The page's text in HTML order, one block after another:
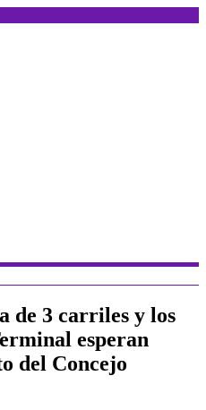
de 3 carriles y los
esperan
del Concejo